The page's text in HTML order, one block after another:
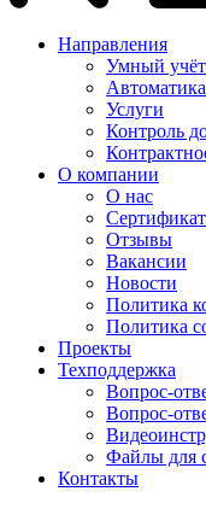
Направления
Умный учёт
Услуги
Контроль
О компании
О нас
Отзывы
Вакансии
Новости
Политика
Политика
Проекты
Техподдержка
Вопрос-
Вопрос-
Файлы для
Контакты